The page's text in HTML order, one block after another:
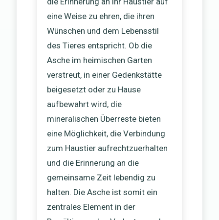
eine Weise zu ehren, die ihren
Wünschen und dem Lebensstil
des Tieres entspricht. Ob die
Asche im heimischen Garten
verstreut, in einer Gedenkstätte
beigesetzt oder zu Hause
aufbewahrt wird, die
mineralischen Überreste bieten
eine Möglichkeit, die Verbindung
zum Haustier aufrechtzuerhalten
und die Erinnerung an die
gemeinsame Zeit lebendig zu
halten. Die Asche ist somit ein
zentrales Element in der